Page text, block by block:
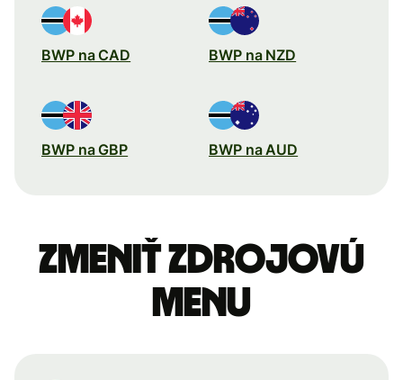
BWP na CAD BWP na NZD
BWP na GBP BWP na AUD
Zmeniť zdrojovú
menu